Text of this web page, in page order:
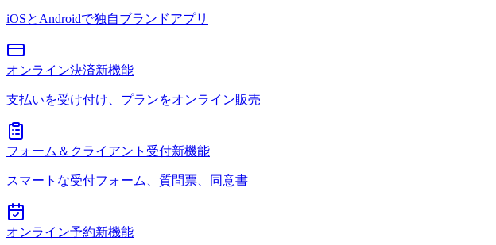
iOSとAndroidで独自ブランドアプリ
オンライン決済新機能
支払いを受け付け、プランをオンライン販売
フォーム＆クライアント受付新機能
スマートな受付フォーム、質問票、同意書
オンライン予約新機能